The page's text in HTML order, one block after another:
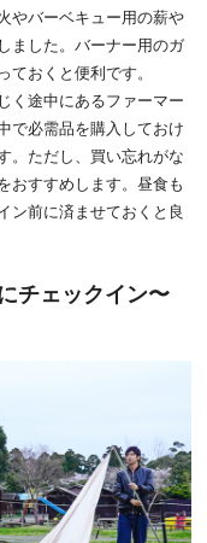
やバーベキュー用の薪や
ました。バーナー用のガ
ておくと便利です。
く途中にあるファーマー
で必需品を購入しておけ
。ただし、買い忘れがな
おすすめします。昼食も
ン前に済ませておくと良
チェックイン〜